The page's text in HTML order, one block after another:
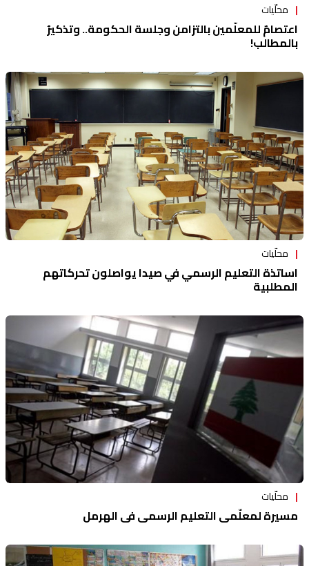
محلّيات
اعتصامٌ للمعلّمين بالتزامن وجلسة الحكومة.. وتذكيرٌ
بالمطالب!
محلّيات
اساتذة التعليم الرسمي في صيدا يواصلون تحركاتهم
المطلبية
محلّيات
مسيرة لمعلّمي التعليم الرسمي في الهرمل